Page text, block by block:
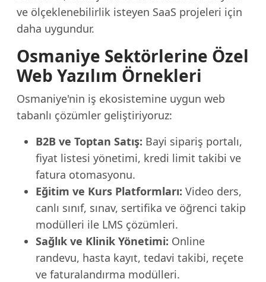
ve ölçeklenebilirlik isteyen SaaS projeleri için
daha uygundur.
Osmaniye Sektörlerine Özel
Web Yazılım Örnekleri
Osmaniye'nin iş ekosistemine uygun web
tabanlı çözümler geliştiriyoruz:
B2B ve Toptan Satış: Bayi sipariş portalı,
fiyat listesi yönetimi, kredi limit takibi ve
fatura otomasyonu.
Eğitim ve Kurs Platformları: Video ders,
canlı sınıf, sınav, sertifika ve öğrenci takip
modülleri ile LMS çözümleri.
Sağlık ve Klinik Yönetimi: Online
randevu, hasta kayıt, tedavi takibi, reçete
ve faturalandırma modülleri.